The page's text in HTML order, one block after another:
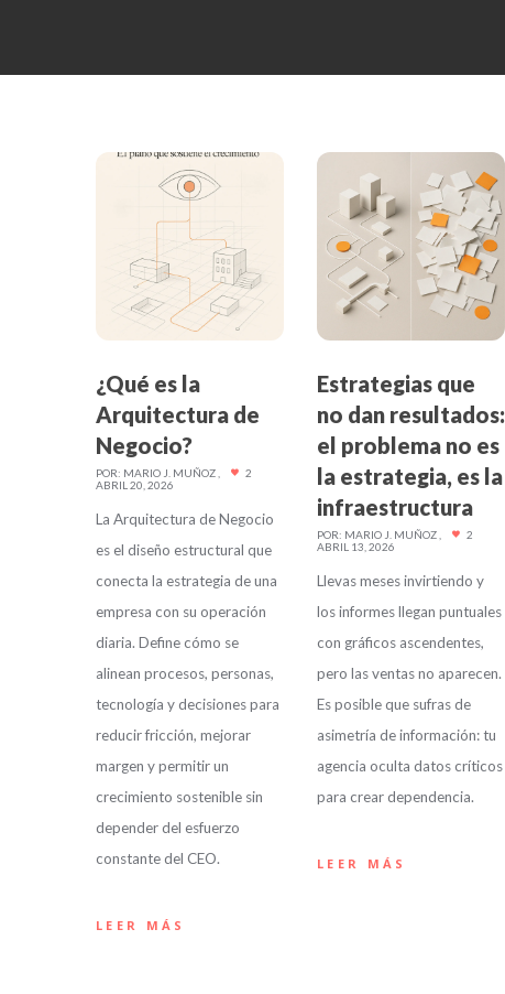
¿Qué es la
Arquitectura de
Negocio?
POR: MARIO J. MUÑOZ
ABRIL 20, 2026
2
La Arquitectura de Negocio
es el diseño estructural que
conecta la estrategia de una
empresa con su operación
diaria. Define cómo se
alinean procesos, personas,
tecnología y decisiones para
reducir fricción, mejorar
margen y permitir un
crecimiento sostenible sin
depender del esfuerzo
constante del CEO.
LEER MÁS
Estrategias que
no dan resultados:
el problema no es
la estrategia, es la
infraestructura
POR: MARIO J. MUÑOZ
ABRIL 13, 2026
2
Llevas meses invirtiendo y
los informes llegan puntuales
con gráficos ascendentes,
pero las ventas no aparecen.
Es posible que sufras de
asimetría de información: tu
agencia oculta datos críticos
para crear dependencia.
LEER MÁS